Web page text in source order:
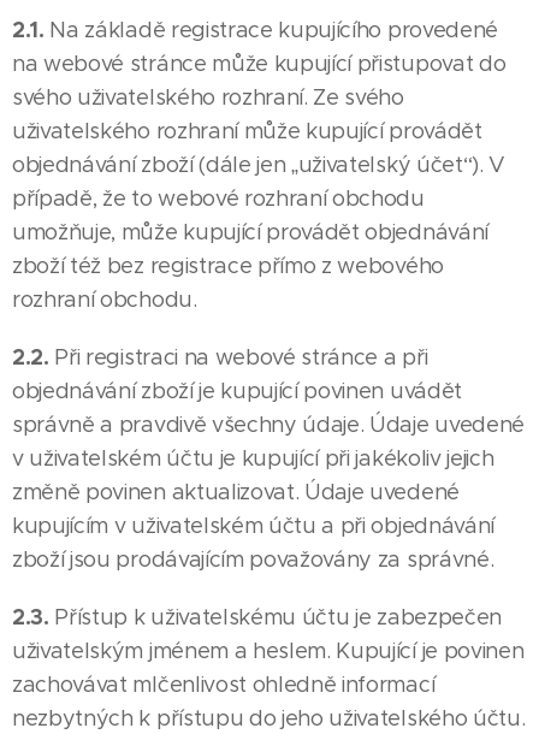
2.1. Na základě registrace kupujícího provedené
na webové stránce může kupující přistupovat do
svého uživatelského rozhraní. Ze svého
uživatelského rozhraní může kupující provádět
objednávání zboží (dále jen „uživatelský účet“). V
případě, že to webové rozhraní obchodu
umožňuje, může kupující provádět objednávání
zboží též bez registrace přímo z webového
rozhraní obchodu.
2.2. Při registraci na webové stránce a při
objednávání zboží je kupující povinen uvádět
správně a pravdivě všechny údaje. Údaje uvedené
v uživatelském účtu je kupující při jakékoliv jejich
změně povinen aktualizovat. Údaje uvedené
kupujícím v uživatelském účtu a při objednávání
zboží jsou prodávajícím považovány za správné.
2.3. Přístup k uživatelskému účtu je zabezpečen
uživatelským jménem a heslem. Kupující je povinen
zachovávat mlčenlivost ohledně informací
nezbytných k přístupu do jeho uživatelského účtu.